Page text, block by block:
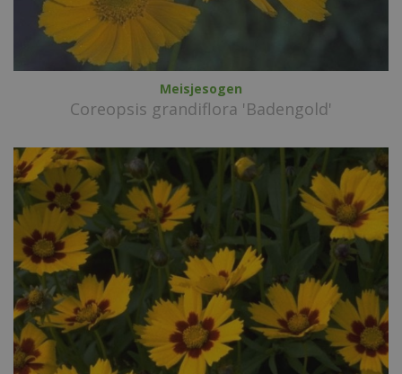
Meisjesogen
Coreopsis grandiflora 'Badengold'